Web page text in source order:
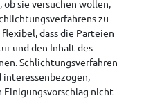
sie versuchen wollen,
zu
dass die Parteien
und den Inhalt des
Schlichtungsverfahren
Einigungsvorschlag nicht